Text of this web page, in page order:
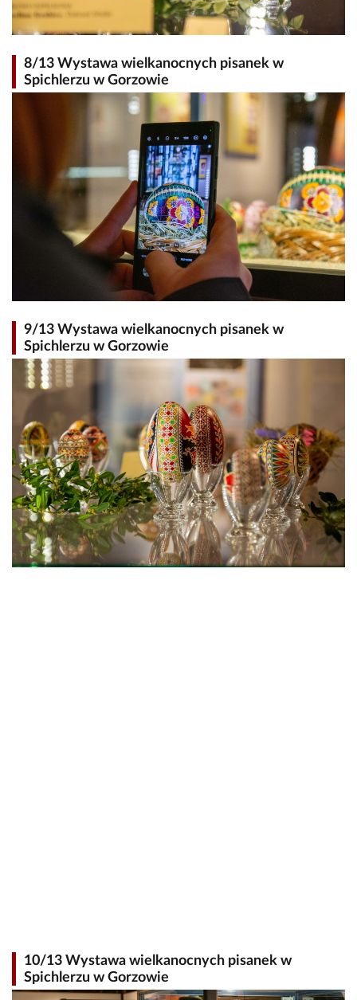
8/13 Wystawa wielkanocnych pisanek w
Spichlerzu w Gorzowie
9/13 Wystawa wielkanocnych pisanek w
Spichlerzu w Gorzowie
10/13 Wystawa wielkanocnych pisanek w
Spichlerzu w Gorzowie